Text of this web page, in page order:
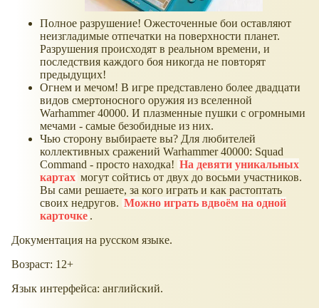
Полное разрушение! Ожесточенные бои оставляют
неизгладимые отпечатки на поверхности планет.
Разрушения происходят в реальном времени, и
последствия каждого боя никогда не повторят
предыдущих!
Огнем и мечом! В игре представлено более двадцати
видов смертоносного оружия из вселенной
Warhammer 40000. И плазменные пушки с огромными
мечами - самые безобидные из них.
Чью сторону выбираете вы? Для любителей
коллективных сражений Warhammer 40000: Squad
Command - просто находка! На девяти уникальных
картах могут сойтись от двух до восьми участников.
Вы сами решаете, за кого играть и как растоптать
своих недругов. Можно играть вдвоём на одной
карточке .
Документация на русском языке.
Возраст: 12+
Язык интерфейса: английский.